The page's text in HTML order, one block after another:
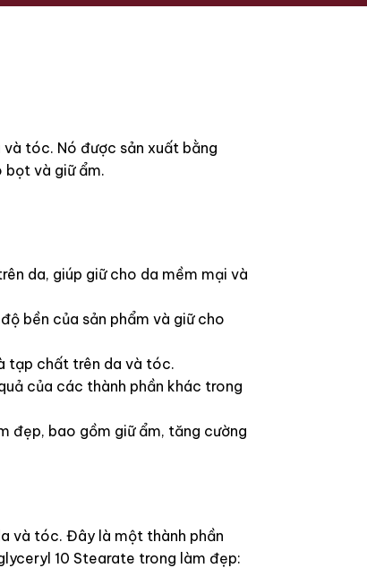
tóc. Nó được sản xuất bằng
và giữ ẩm.
da, giúp giữ cho da mềm mại và
bền của sản phẩm và giữ cho
tạp chất trên da và tóc.
của các thành phần khác trong
đẹp, bao gồm giữ ẩm, tăng cường
và tóc. Đây là một thành phần
10 Stearate trong làm đẹp: